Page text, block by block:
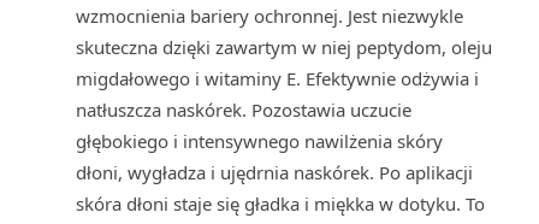
wzmocnienia bariery ochronnej. Jest niezwykle
skuteczna dzięki zawartym w niej peptydom, oleju
migdałowego i witaminy E. Efektywnie odżywia i
natłuszcza naskórek. Pozostawia uczucie
głębokiego i intensywnego nawilżenia skóry
dłoni, wygładza i ujędrnia naskórek. Po aplikacji
skóra dłoni staje się gładka i miękka w dotyku. To